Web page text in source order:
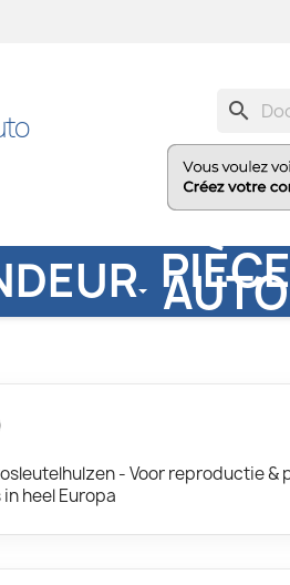
search
PIÈCE
AUTO
- Voor reproductie &
heel Europa